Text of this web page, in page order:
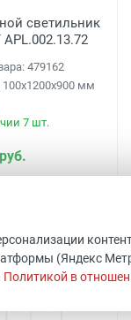
светильник
APL.002.13.72
479162
мм
7 шт.
(Яндекс
Политикой в